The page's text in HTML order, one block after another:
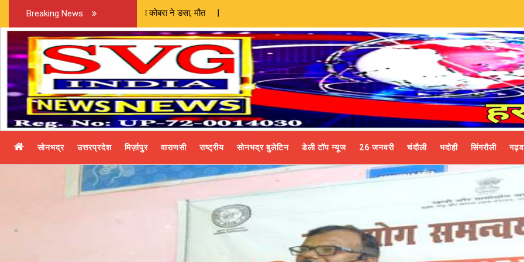
Breaking News
सोनभद्र उत्तरप्रदेश मिर्ज़ापुर वाराणसी राष्ट्रीय सोनभद्र बुलेटिन डेली टॉप न्यूज 26 जनवरी चंदौली भदोही सिंगरौली